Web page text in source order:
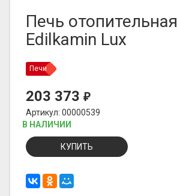
Печь отопительная
Edilkamin Lux
Печи
203 373 ₽
Артикул: 00000539
В НАЛИЧИИ
КУПИТЬ